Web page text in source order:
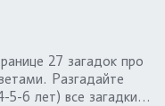
27 загадок про
Разгадайте
6 лет) все загадки